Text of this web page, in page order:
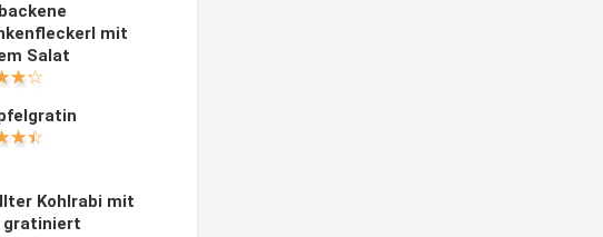
mit
Salat
Kohlrabi mit
gratiniert